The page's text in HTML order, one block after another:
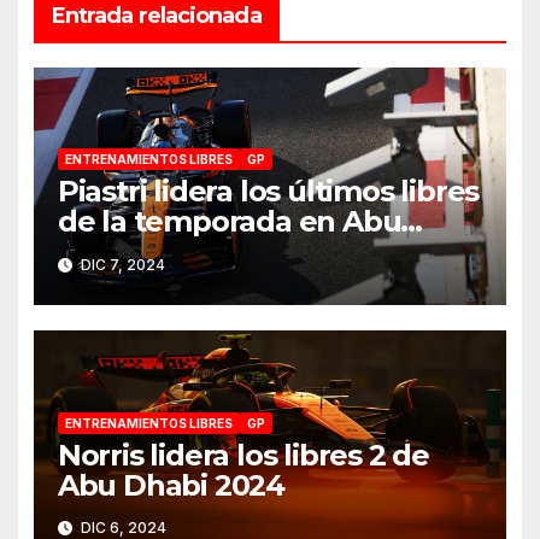
Entrada relacionada
ENTRENAMIENTOS LIBRES GP
Piastri lidera los últimos libres
de la temporada en Abu
Dhabi 2024
DIC 7, 2024
ENTRENAMIENTOS LIBRES GP
Norris lidera los libres 2 de
Abu Dhabi 2024
DIC 6, 2024